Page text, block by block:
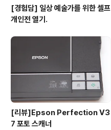
[경험담] 일상 예술가를 위한 셀프
개인전 열기.
[리뷰]Epson Perfection V3
7 포토 스캐너